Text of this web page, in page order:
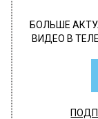
БОЛЬШЕ
ВИДЕО В